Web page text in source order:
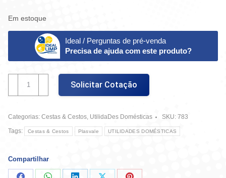
Em estoque
Ideal / Perguntas de pré-venda
Precisa de ajuda com este produto?
Organizadora
3,4
Ref
15103475
quantidade
Solicitar Cotação
Categorias: Cestas & Cestos, UtilidaDes Domésticas SKU: 783
Tags:
Cestas & Cestos Plasvale UTILIDADES DOMÉSTICAS
Compartilhar